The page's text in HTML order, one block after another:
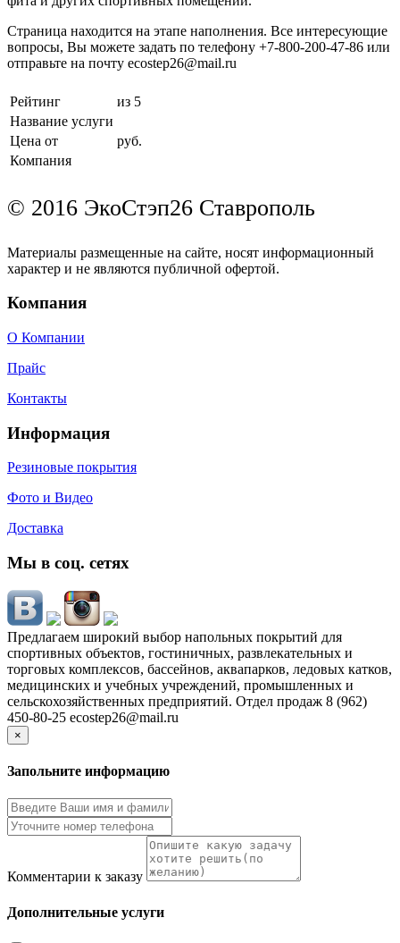
Страница находится на этапе наполнения. Все интересующие
вопросы, Вы можете задать по телефону +7-800-200-47-86 или
отправьте на почту ecostep26@mail.ru
Рейтинг
из 5
Название услуги
Цена от
руб.
Компания
© 2016 ЭкоСтэп26 Ставрополь
Материалы размещенные на сайте, носят информационный
характер и не являются публичной офертой.
Компания
О Компании
Прайс
Контакты
Информация
Резиновые покрытия
Фото и Видео
Доставка
Мы в соц. сетях
Предлагаем широкий выбор напольных покрытий для
спортивных объектов, гостиничных, развлекательных и
торговых комплексов, бассейнов, аквапарков, ледовых катков,
медицинских и учебных учреждений, промышленных и
сельскохозяйственных предприятий. Отдел продаж 8 (962)
450-80-25 ecostep26@mail.ru
×
Запольните информацию
Комментарии к заказу
Дополнительные услуги